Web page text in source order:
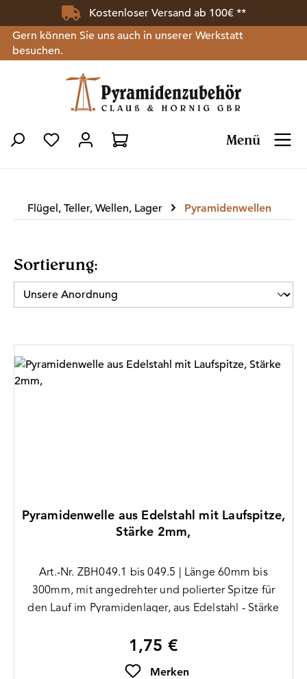
Zum Hauptinhalt springenKostenloser Versand ab 100€ **
Gern können Sie uns auch in unserer Werkstatt
besuchen.
Menü
Du hast 0 Produkte auf dem Merkzettel
Flügel, Teller, Wellen, Lager Pyramidenwellen
Sortierung:
Pyramidenwelle aus Edelstahl mit Laufspitze,
Stärke 2mm,
Art.-Nr. ZBH049.1 bis 049.5 | Länge 60mm bis
300mm, mit angedrehter und polierter Spitze für
den Lauf im Pyramidenlager, aus Edelstahl - Stärke
Regulärer Preis:
1,75 €
Merken